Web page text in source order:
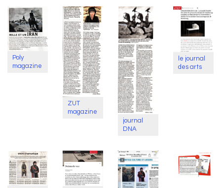
Poly
magazine
ZUT
magazine
journal
DNA
le journal
des arts